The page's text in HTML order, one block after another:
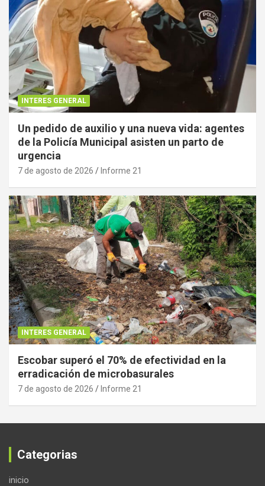
INTERES GENERAL
Un pedido de auxilio y una nueva vida: agentes
de la Policía Municipal asisten un parto de
urgencia
7 de agosto de 2026 Informe 21
INTERES GENERAL
Escobar superó el 70% de efectividad en la
erradicación de microbasurales
7 de agosto de 2026 Informe 21
Categorias
inicio